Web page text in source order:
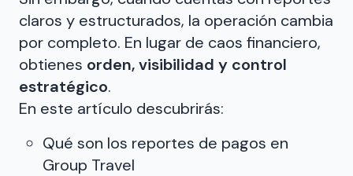
claros y estructurados, la operación cambia
por completo. En lugar de caos financiero,
obtienes orden, visibilidad y control
estratégico.
En este artículo descubrirás:
Qué son los reportes de pagos en
Group Travel